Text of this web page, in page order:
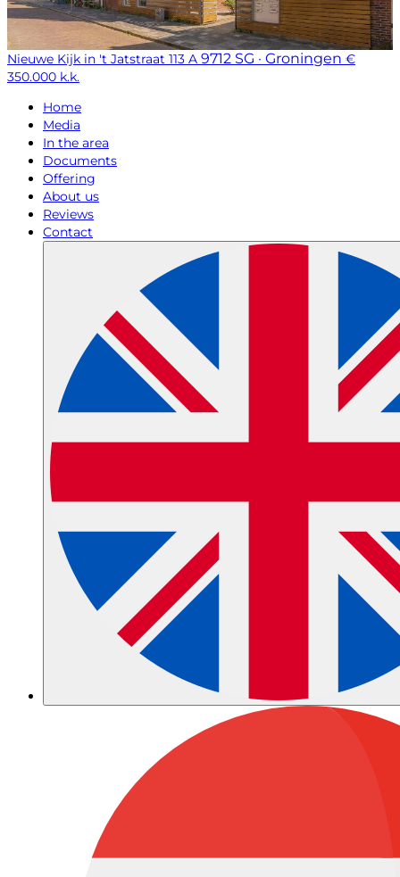
Nieuwe Kijk in 't Jatstraat 113 A 9712 SG · Groningen €
350.000 k.k.
Home
Media
In the area
Documents
Offering
About us
Reviews
Contact